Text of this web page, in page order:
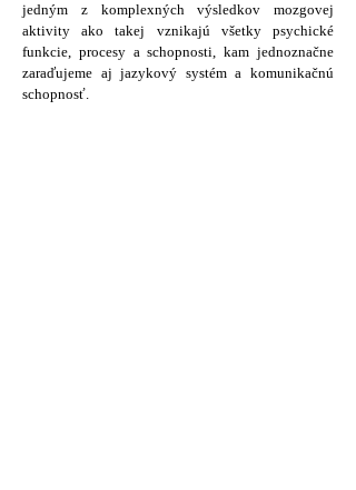
jedným z komplexných výsledkov mozgovej
aktivity ako takej vznikajú všetky psychické
funkcie, procesy a schopnosti, kam jednoznačne
zaraďujeme aj jazykový systém a komunikačnú
schopnosť.